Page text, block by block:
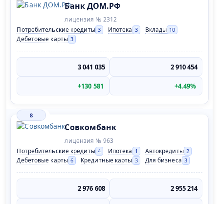
Банк ДОМ.РФ
лицензия № 2312
Потребительские кредиты 3 Ипотека 3 Вклады 10
Дебетовые карты 3
3 041 035 2 910 454
+130 581 +4.49%
8
Совкомбанк
лицензия № 963
Потребительские кредиты 4 Ипотека 1 Автокредиты 2
Дебетовые карты 6 Кредитные карты 3 Для бизнеса 3
2 976 608 2 955 214